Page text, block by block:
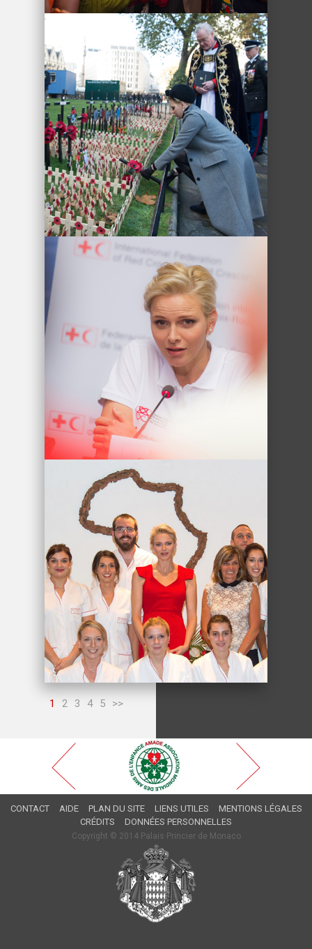
1 2 3 4 5 >>
CONTACT AIDE PLAN DU SITE LIENS UTILES
MENTIONS LÉGALES
CRÉDITS
DONNÉES PERSONNELLES
Copyright © 2014 Palais Princier de Monaco